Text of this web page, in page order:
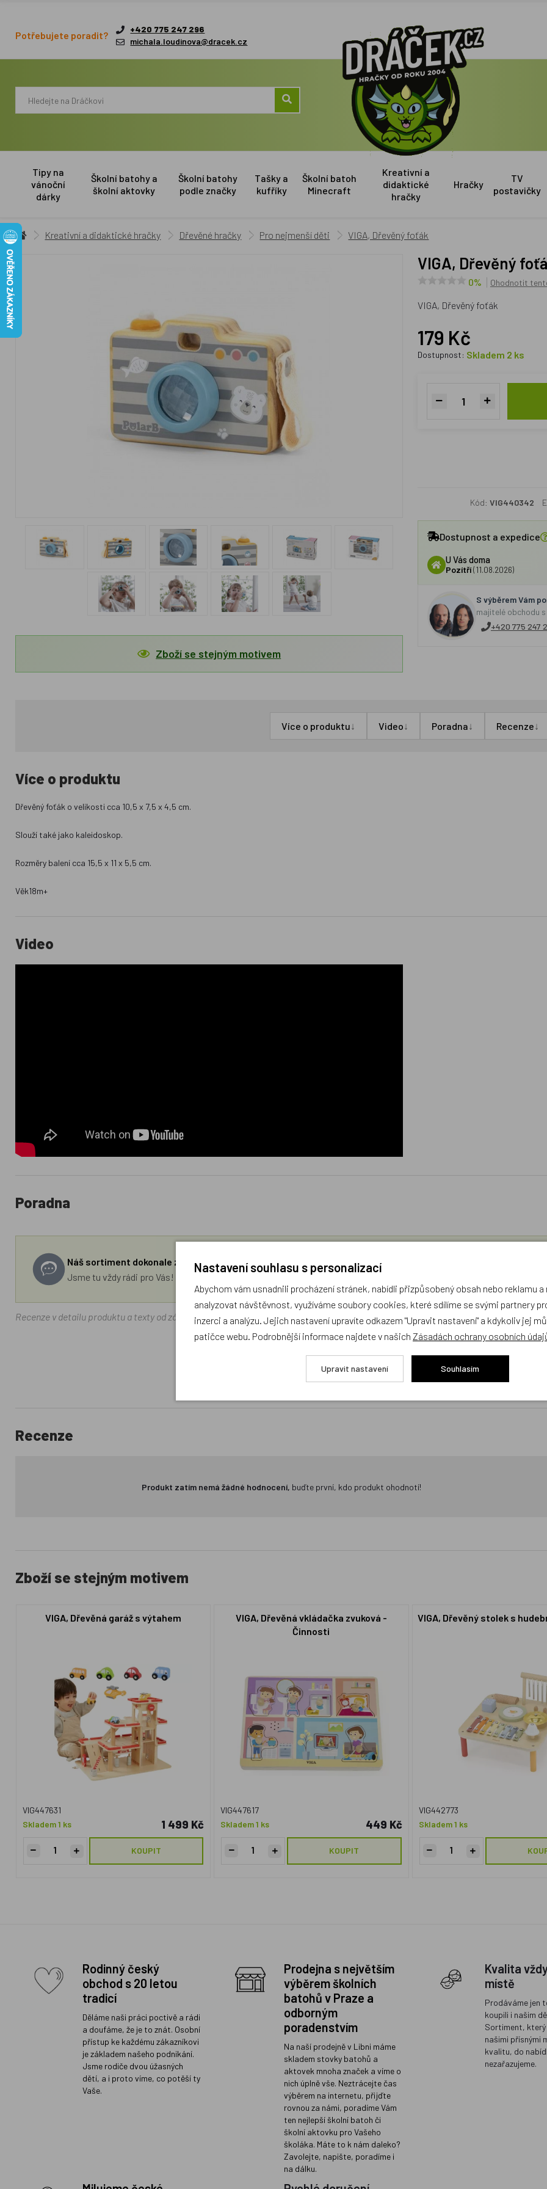
Potřebujete poradit?
+420 775 247 296
michala.loudinova@dracek.cz
Tipy na
vánoční
dárky
Školní batohy a
školní aktovky
Školní batohy
podle značky
Tašky a
kufříky
Školní batoh
Minecraft
Kreativní a
didaktické
hračky
Hračky
TV
postavičky
Kreativní a didaktické hračky Dřevěné hračky Pro nejmenší děti VIGA, Dřevěný foťák
Zboží se stejným motivem
VIGA, Dřevěný
0% Ohodnotit
VIGA, Dřevěný foťák
179 Kč
Dostupnost: Skladem 2 ks
Kód: VIG440342
Dostupnost a expedice
U Vás doma
Pozítří(11.08.2026)
S výběrem Vám
majitelé obchodu
+420 775 247
Více o produktu↓ Video↓ Poradna↓ Recenze↓
Více o produktu
Dřevěný foťák o velikosti cca 10,5 x 7,5 x 4,5 cm.
Slouží také jako kaleidoskop.
Rozměry balení cca 15,5 x 11 x 5,5 cm.
Věk18m+
Video
Poradna
Náš sortiment dokonale známe a rádi Vám poradíme s výběrem (Po–Pá, 10–17 hod).
Jsme tu vždy rádi pro Vás! Váš rodinný obchod Dráček.cz
Recenze v detailu produktu a texty od zákazníků v poradně odrážejí výhradně názory a stanoviska zákazníků. Provozovatel e-shopu
Zatím zde nejsou žádné dotazy. Buďte první, kdo se zeptá!
Recenze
Produkt zatím nemá žádné hodnocení, buďte první, kdo produkt ohodnotí!
Zboží se stejným motivem
VIGA, Dřevěná garáž s výtahem
VIG447631
Skladem 1 ks
1 499 Kč
KOUPIT
VIGA, Dřevěná vkládačka zvuková -
Činnosti
VIG447617
Skladem 1 ks
449 Kč
KOUPIT
VIGA, Dřevěný stolek s
VIG442773
Skladem 1 ks
Rodinný český
obchod s 20 letou
tradicí
Děláme naši práci poctivě a rádi
a doufáme, že je to znát. Osobní
přístup ke každému zákazníkovi
je základem našeho podnikání.
Jsme rodiče dvou úžasných
dětí, a i proto víme, co potěší ty
Vaše.
Prodejna s největším
výběrem školních
batohů v Praze a
odborným
poradenstvím
Na naší prodejně v Libni máme
skladem stovky batohů a
aktovek mnoha značek a víme o
nich úplně vše. Neztrácejte čas
výběrem na internetu, přijďte
rovnou za námi, poradíme Vám
ten nejlepší školní batoh či
školní aktovku pro Vašeho
školáka. Máte to k nám daleko?
Zavolejte, napište, poradíme i
na dálku.
Kvalita
místě
Prodáváme jen
koupili i našim
Sortiment, který
našimi přísnými
kvalitu, do
nezařazujeme.
Nastavení souhlasu s personalizací
Abychom vám usnadnili procházení stránek, nabídli přizpůsobený obsah nebo reklamu
analyzovat návštěvnost, využíváme soubory cookies, které sdílíme se svými partnery
inzerci a analýzu. Jejich nastavení upravíte odkazem "Upravit nastavení" a kdykoliv jej
patičce webu. Podrobnější informace najdete v našich Zásadách ochrany osobních
Upravit nastavení Souhlasím